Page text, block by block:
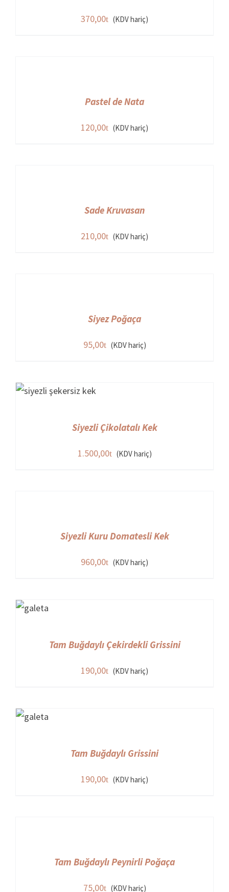
370,00 (KDV hariç)
Pastel de Nata
120,00 (KDV hariç)
Sade Kruvasan
210,00 (KDV hariç)
Siyez Poğaça
95,00 (KDV hariç)
Siyezli Çikolatalı Kek
1.500,00 (KDV hariç)
Siyezli Kuru Domatesli Kek
960,00 (KDV hariç)
Tam Buğdaylı Çekirdekli Grissini
190,00 (KDV hariç)
Tam Buğdaylı Grissini
190,00 (KDV hariç)
Tam Buğdaylı Peynirli Poğaça
75,00 (KDV hariç)